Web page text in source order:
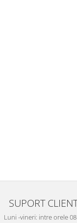
SUPORT
Luni -vineri: intre orele